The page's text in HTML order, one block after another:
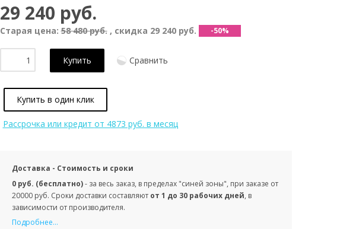
29 240 руб.
Старая цена:58 480 руб., скидка 29 240 руб. -50%
Купить Сравнить
Купить в один клик
Рассрочка или кредит от 4873 руб. в месяц
Доставка - Стоимость и сроки
0 руб. (бесплатно)- за весь заказ, в пределах "синей зоны", при заказе от
20000 руб. Сроки доставки составляют от 1 до 30 рабочих дней, в
зависимости от производителя.
Подробнее...